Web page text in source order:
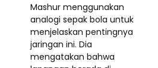
Mashur menggunakan
analogi sepak bola untuk
menjelaskan pentingnya
jaringan ini. Dia
mengatakan bahwa